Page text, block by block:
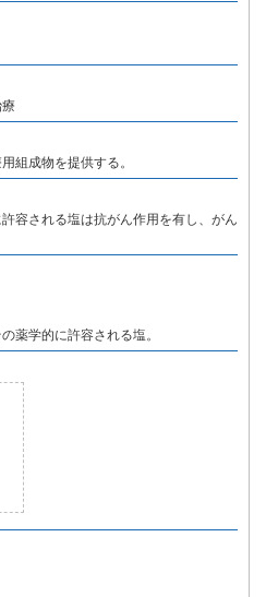
組成物を提供する。
容される塩は抗がん作用を有し、がん
薬学的に許容される塩。